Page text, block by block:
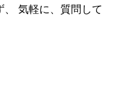
気軽に、質問して